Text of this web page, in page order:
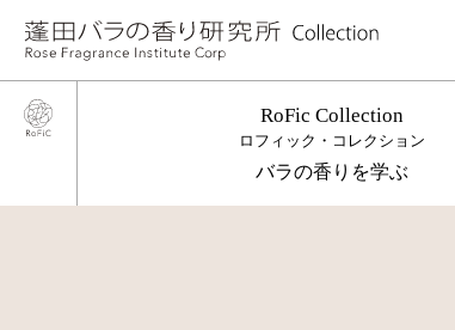
RoFic Collection
ロフィック・コレクション
バラの香りを学ぶ